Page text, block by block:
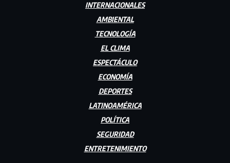
INTERNACIONALES
AMBIENTAL
TECNOLOGÍA
EL CLIMA
ESPECTÁCULO
ECONOMÍA
DEPORTES
LATINOAMÉRICA
POLÍTICA
SEGURIDAD
ENTRETENIMIENTO